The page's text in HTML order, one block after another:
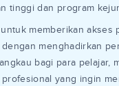
tinggi dan program
memberikan akses
menghadirkan
bagi para pelajar,
yang ingin